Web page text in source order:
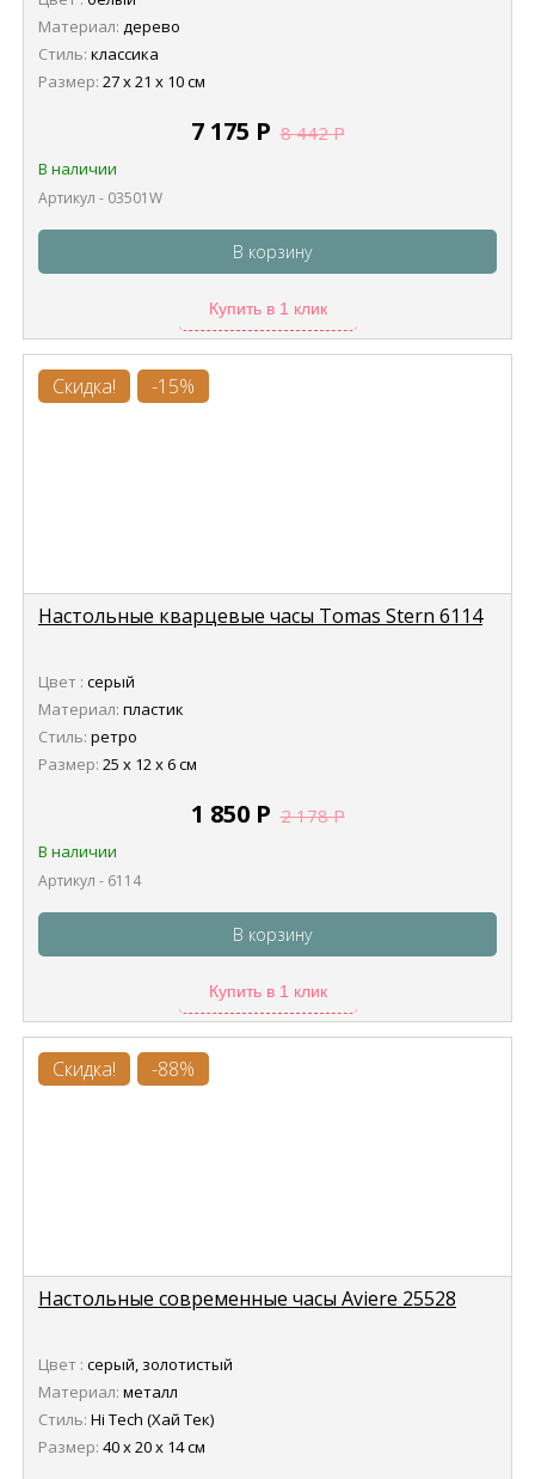
Материал: дерево
Стиль: классика
Размер: 27 х 21 х 10 см
7 175 Р 8 442Р
В наличии
Артикул - 03501W
В корзину
Купить в 1 клик
Скидка! -15%
Настольные кварцевые часы Tomas Stern 6114
Цвет : серый
Материал: пластик
Стиль: ретро
Размер: 25 х 12 х 6 см
1 850 Р 2 178Р
В наличии
Артикул - 6114
В корзину
Купить в 1 клик
Скидка! -88%
Настольные современные часы Aviere 25528
Цвет : серый, золотистый
Материал: металл
Стиль: Hi Tech (Хай Тек)
Размер: 40 х 20 х 14 см